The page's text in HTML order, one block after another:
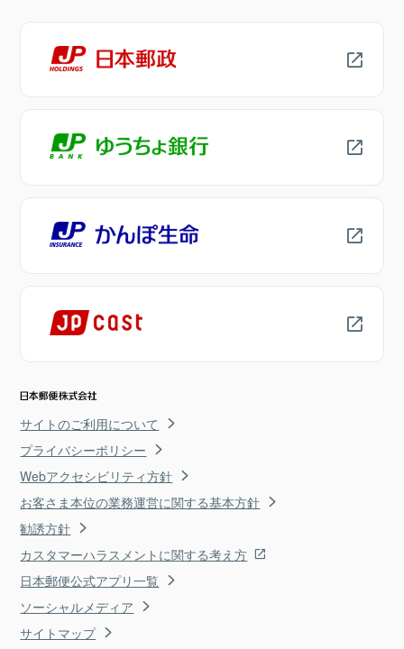
サイトのご利用について
プライバシーポリシー
Webアクセシビリティ方針
お客さま本位の業務運営に関する基本方針
勧誘方針
カスタマーハラスメントに関する考え方
日本郵便公式アプリ一覧
ソーシャルメディア
サイトマップ